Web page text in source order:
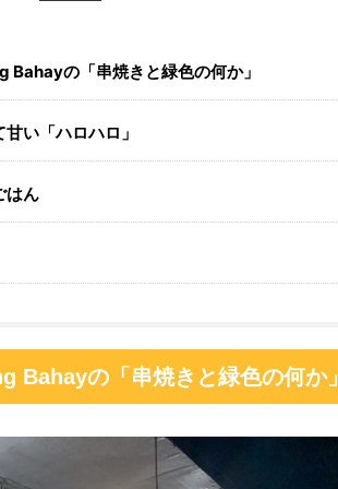
の「串焼きと緑色の何か」
い「ハロハロ」
はん
の「串焼きと緑色の何か」